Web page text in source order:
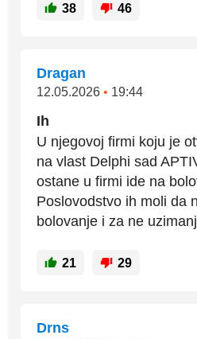
38 46
Dragan
12.05.2026 • 19:44
Ih
U njegovoj firmi koju je
na vlast Delphi sad
ostane u firmi ide na
Poslovodstvo ih moli da
bolovanje i za ne
21 29
Drns